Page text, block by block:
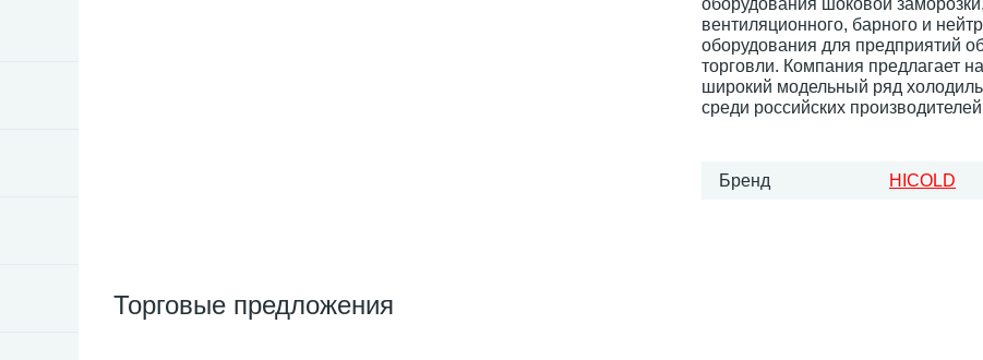
оборудования шоковой
вентиляционного, барного и
оборудования для предприятий
торговли. Компания предлагает
широкий модельный ряд
среди российских
Бренд HICOLD
Торговые предложения